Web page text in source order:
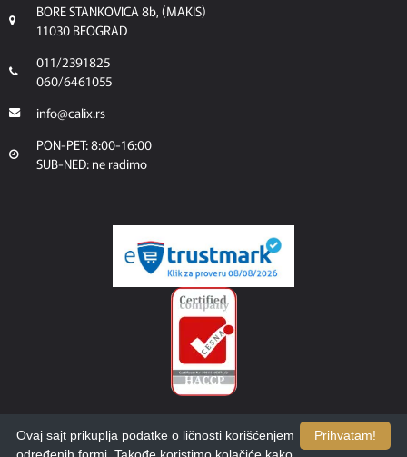
BORE STANKOVICA 8b, (MAKIS)
11030 BEOGRAD
011/2391825
060/6461055
info@calix.rs
PON-PET: 8:00-16:00
SUB-NED: ne radimo
Prihvatam!
Ovaj sajt prikuplja podatke o ličnosti korišćenjem